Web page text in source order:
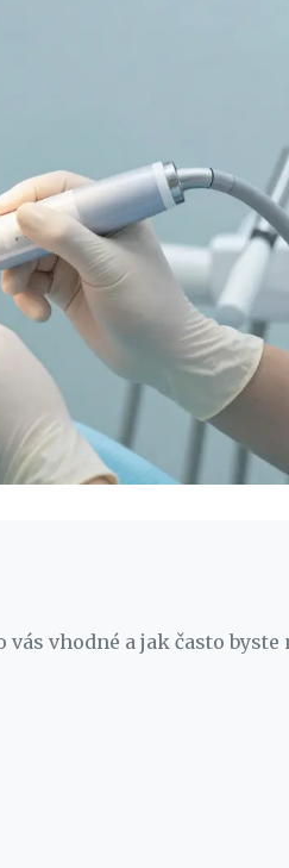
vhodné a jak často byste